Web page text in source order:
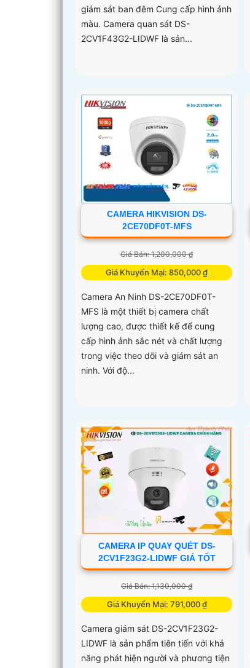
giám sát ban đêm Cung cấp hình ảnh
màu. Camera quan sát DS-
2CV1F43G2-LIDWF là sản...
CAMERA HIKVISION DS-
2CE70DF0T-MFS
Giá Bán: 1,200,000 ₫
Giá Khuyến Mại: 850,000 ₫
Camera An Ninh DS-2CE70DF0T-
MFS là một thiết bị camera chất
lượng cao, được thiết kế để cung
cấp hình ảnh sắc nét và chất lượng
trong việc theo dõi và giám sát an
ninh. Với độ...
CAMERA IP QUAY QUÉT DS-
2CV1F23G2-LIDWF GIÁ TỐT
Giá Bán: 1,130,000 ₫
Giá Khuyến Mại: 791,000 ₫
Camera giám sát DS-2CV1F23G2-
LIDWF là sản phẩm tiên tiến với khả
năng phát hiện người và phương tiện